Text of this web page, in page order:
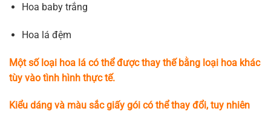
Hoa baby trắng
Hoa lá đệm
Một số loại hoa lá có thể được thay thế bằng loại hoa khác
tùy vào tình hình thực tế.
Kiểu dáng và màu sắc giấy gói có thể thay đổi, tuy nhiên